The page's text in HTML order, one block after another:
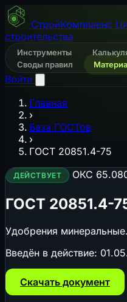
СтройКомплаенс
строительства
Инструменты
Своды правил
Войти
Главная
›
База ГОСТов
›
ГОСТ 20851.4-75
ДЕЙСТВУЕТ ОКС
ГОСТ 20851.4-
Удобрения
Введён в действие:
Скачать документ